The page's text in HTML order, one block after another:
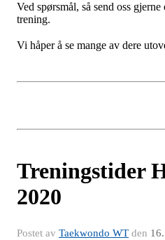
Ved spørsmål, så send oss
trening.
Vi håper å se mange av dere
Treningstider
2020
Postet av Taekwondo WT den